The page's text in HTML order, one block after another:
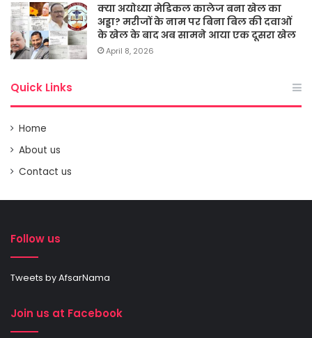
क्या अयोध्या मेडिकल कालेज बना खेल का
अड्डा? मरीजों के नाम पर बिना बिल की दवाओं
के खेल के बाद अब सामने आया एक दूसरा खेल
April 8, 2026
Quick Links
Home
About us
Contact us
Follow us
Tweets by AfsarNama
Join us at Facebook